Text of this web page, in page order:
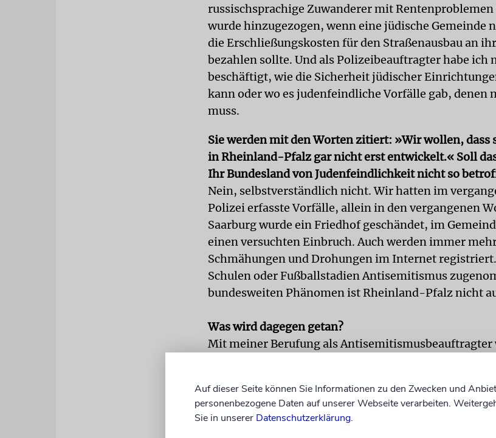
russischsprachige Zuwanderer mit
wurde hinzugezogen, wenn eine jüdische Gemeinde
die Erschließungskosten für den Straßenausbau an
bezahlen sollte. Und als Polizeibeauftragter habe ich
beschäftigt, wie die Sicherheit jüdischer
kann oder wo es judenfeindliche Vorfälle gab, denen
muss.
Sie werden mit den Worten zitiert: »Wir wollen,
in Rheinland-Pfalz gar nicht erst entwickelt.« Soll
Ihr Bundesland von Judenfeindlichkeit nicht so
Nein, selbstverständlich nicht. Wir hatten im
Polizei erfasste Vorfälle, allein in den vergangenen
Saarburg wurde ein Friedhof geschändet, im
einen versuchten Einbruch. Auch werden immer
Schmähungen und Drohungen im Internet
Schulen oder Fußballstadien Antisemitismus
bundesweiten Phänomen ist Rheinland-Pfalz nicht
Was wird dagegen getan?
Mit meiner Berufung als Antisemitismusbeauftragter
Stabsstelle, dort werden die Maßnahmen zwischen
Ministerien koordiniert. Projekte und
Auf dieser Seite können Sie Informationen zu den Zwecken und
personenbezogene Daten auf unserer Webseite verarbeiten.
Sie in unserer Datenschutzerklärung.